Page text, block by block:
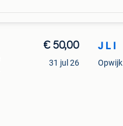
€ 50,00
31 jul 26
J L I
Opwijk